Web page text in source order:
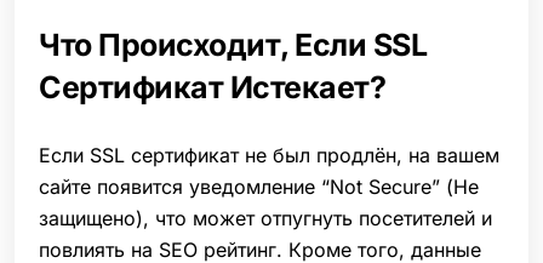
Что Происходит, Если SSL
Сертификат Истекает?
Если SSL сертификат не был продлён, на вашем
сайте появится уведомление “Not Secure” (Не
защищено), что может отпугнуть посетителей и
повлиять на SEO рейтинг. Кроме того, данные